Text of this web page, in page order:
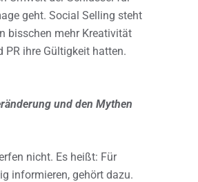
geht. Social Selling steht
bisschen mehr Kreativität
ihre Gültigkeit hatten.
und den Mythen
nicht. Es heißt: Für
informieren, gehört dazu.